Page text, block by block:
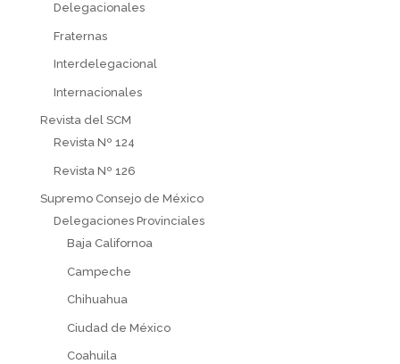
Delegacionales
Fraternas
Interdelegacional
Internacionales
Revista del SCM
Revista Nº 124
Revista Nº 126
Supremo Consejo de México
Delegaciones Provinciales
Baja Californoa
Campeche
Chihuahua
Ciudad de México
Coahuila